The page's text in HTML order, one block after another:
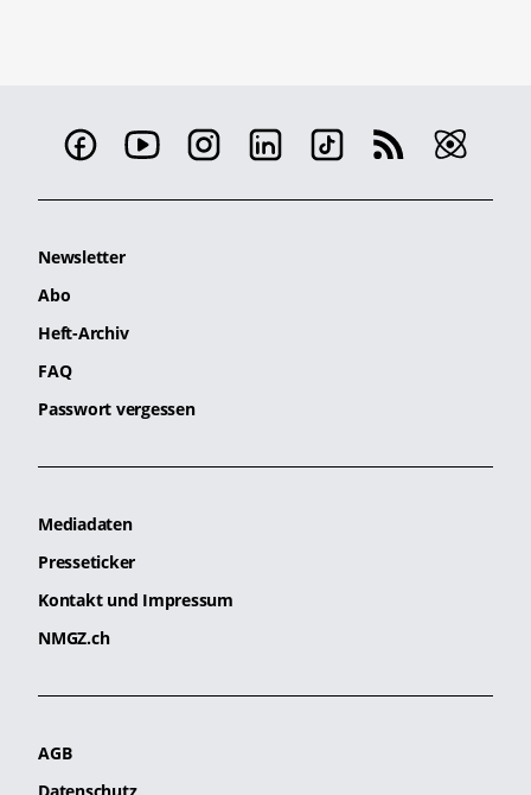
Newsletter
Abo
Heft-Archiv
FAQ
Passwort vergessen
Mediadaten
Presseticker
Kontakt und Impressum
NMGZ.ch
AGB